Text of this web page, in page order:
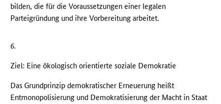
bilden, die für die Voraussetzungen einer legalen
Parteigründung und ihre Vorbereitung arbeitet.
6.
Ziel: Eine ökologisch orientierte soziale Demokratie
Das Grundprinzip demokratischer Erneuerung heißt
Entmonopolisierung und Demokratisierung der Macht in Staat